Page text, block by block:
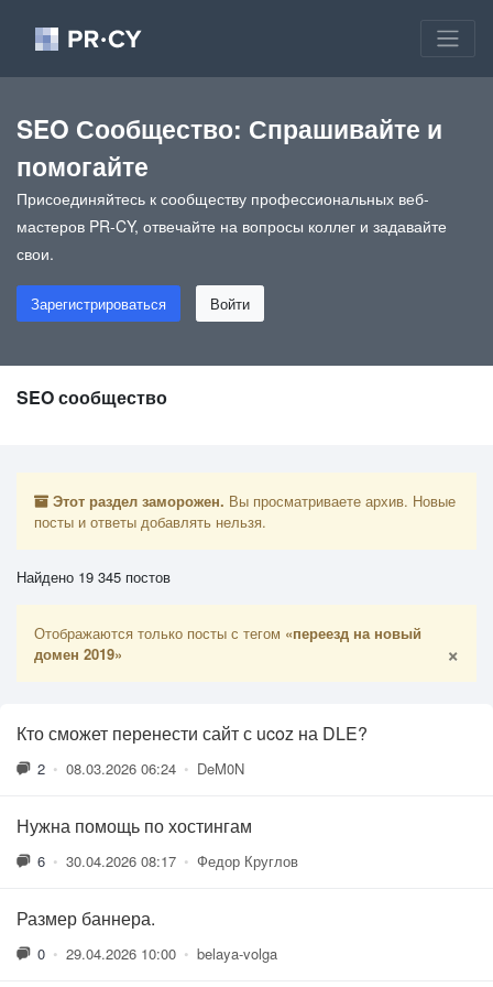
SEO Сообщество: Спрашивайте и
помогайте
Присоединяйтесь к сообществу профессиональных веб-
мастеров PR-CY, отвечайте на вопросы коллег и задавайте
свои.
Зарегистрироваться Войти
SEO сообщество
Этот раздел заморожен. Вы просматриваете архив. Новые
посты и ответы добавлять нельзя.
Найдено 19 345 постов
Отображаются только посты с тегом «переезд на новый
домен 2019»
×
Кто сможет перенести сайт с ucoz на DLE?
2 • 08.03.2026 06:24 • DeM0N
Нужна помощь по хостингам
6 • 30.04.2026 08:17 • Федор Круглов
Размер баннера.
0 • 29.04.2026 10:00 • belaya-volga